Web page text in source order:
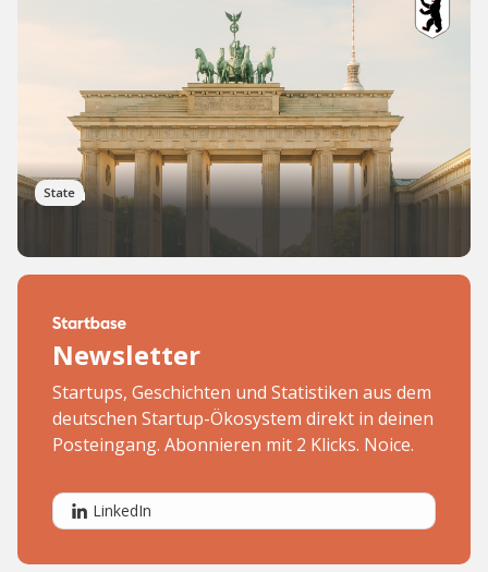
State
Berlin
Newsletter
Startups, Geschichten und Statistiken aus dem
deutschen Startup-Ökosystem direkt in deinen
Posteingang. Abonnieren mit 2 Klicks. Noice.
LinkedIn